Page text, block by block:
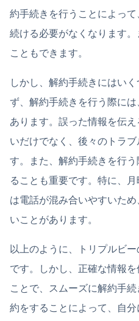
約手続きを行うことによっ
続ける必要がなくなります
こともできます。
しかし、解約手続きにはい
ず、解約手続きを行う際に
あります。誤った情報を伝
いだけでなく、後々のトラ
す。また、解約手続きを行
ることも重要です。特に、
は電話が混み合いやすいた
いことがあります。
以上のように、トリプルビ
です。しかし、正確な情報
ことで、スムーズに解約手
約をすることによって、自